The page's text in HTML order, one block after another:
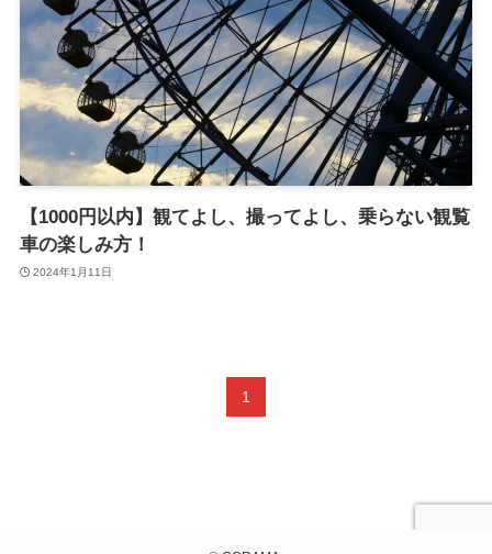
【1000円以内】観てよし、撮ってよし、乗らない観覧
車の楽しみ方！
2024年1月11日
1